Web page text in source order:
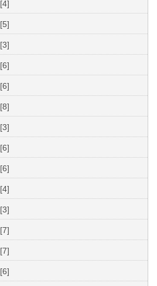
[4]
[5]
[3]
[6]
[6]
[8]
[3]
[6]
[6]
[4]
[3]
[7]
[7]
[6]